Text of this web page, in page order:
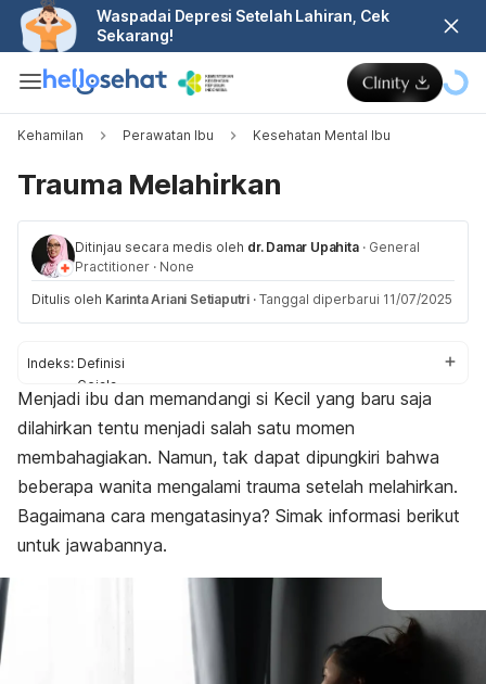
Waspadai Depresi Setelah Lahiran, Cek
Sekarang!
Kehamilan Perawatan Ibu Kesehatan Mental Ibu
Trauma Melahirkan
Ditinjau secara medis oleh dr. Damar Upahita · General
Practitioner · None
Ditulis oleh Karinta Ariani Setiaputri · Tanggal diperbarui 11/07/2025
Indeks: Definisi
Gejala
Penyebab
Faktor risiko
Dampak buruk
Perawatan
Menjadi ibu dan memandangi si Kecil yang baru saja
dilahirkan tentu menjadi salah satu momen
membahagiakan. Namun, tak dapat dipungkiri bahwa
beberapa wanita mengalami trauma setelah melahirkan.
Bagaimana cara mengatasinya? Simak informasi berikut
untuk jawabannya.